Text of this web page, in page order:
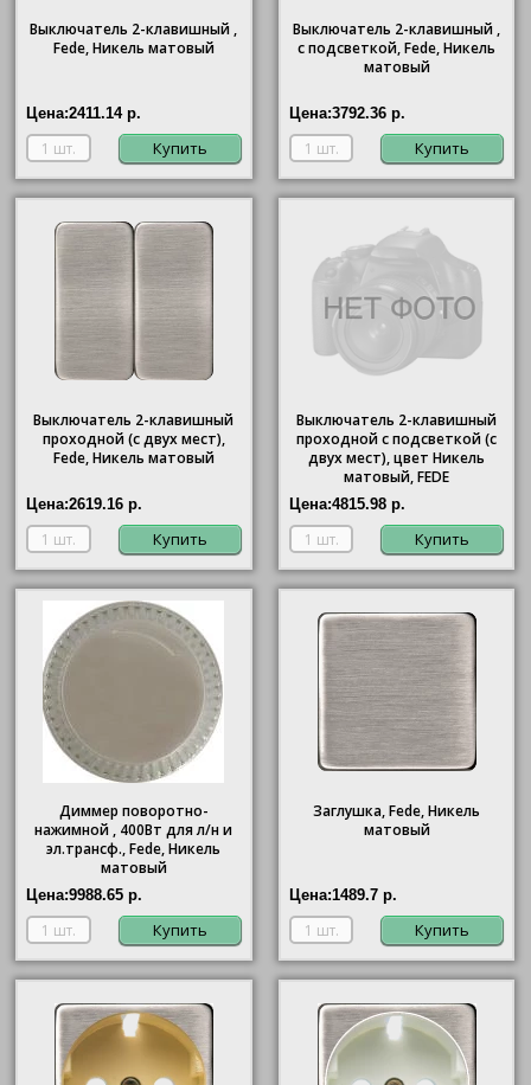
Выключатель 2-клавишный ,
Fede, Никель матовый
Цена:2411.14 р.
Купить
Выключатель 2-клавишный ,
с подсветкой, Fede, Никель
матовый
Цена:3792.36 р.
Купить
Выключатель 2-клавишный
проходной (с двух мест),
Fede, Никель матовый
Цена:2619.16 р.
Купить
Выключатель 2-клавишный
проходной с подсветкой (с
двух мест), цвет Никель
матовый, FEDE
Цена:4815.98 р.
Купить
Диммер поворотно-
нажимной , 400Вт для л/н и
эл.трансф., Fede, Никель
матовый
Цена:9988.65 р.
Купить
Заглушка, Fede, Никель
матовый
Цена:1489.7 р.
Купить